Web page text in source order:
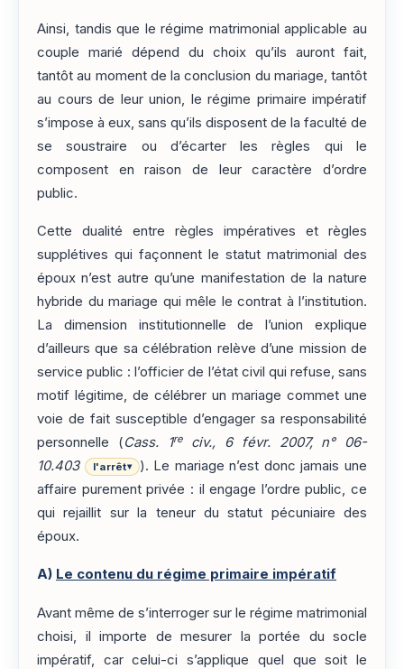
Ainsi, tandis que le régime matrimonial applicable au
couple marié dépend du choix qu’ils auront fait,
tantôt au moment de la conclusion du mariage, tantôt
au cours de leur union, le régime primaire impératif
s’impose à eux, sans qu’ils disposent de la faculté de
se soustraire ou d’écarter les règles qui le
composent en raison de leur caractère d’ordre
public.
Cette dualité entre règles impératives et règles
supplétives qui façonnent le statut matrimonial des
époux n’est autre qu’une manifestation de la nature
hybride du mariage qui mêle le contrat à l’institution.
La dimension institutionnelle de l’union explique
d’ailleurs que sa célébration relève d’une mission de
service public : l’officier de l’état civil qui refuse, sans
motif légitime, de célébrer un mariage commet une
voie de fait susceptible d’engager sa responsabilité
personnelle (Cass. 1reciv., 6 févr. 2007, n° 06-
10.403
l'arrêt▾
). Le mariage n’est donc jamais une
affaire purement privée : il engage l’ordre public, ce
qui rejaillit sur la teneur du statut pécuniaire des
époux.
A) Le contenu du régime primaire impératif
Avant même de s’interroger sur le régime matrimonial
choisi, il importe de mesurer la portée du socle
impératif, car celui-ci s’applique quel que soit le